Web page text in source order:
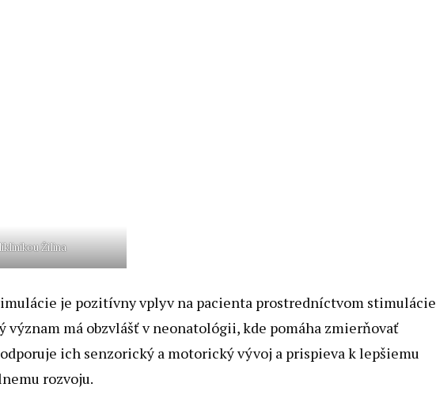
Žilina
je pozitívny vplyv na pacienta prostredníctvom stimulácie
význam má obzvlášť v neonatológii, kde pomáha zmierňovať
ich senzorický a motorický vývoj a prispieva k lepšiemu
rozvoju.